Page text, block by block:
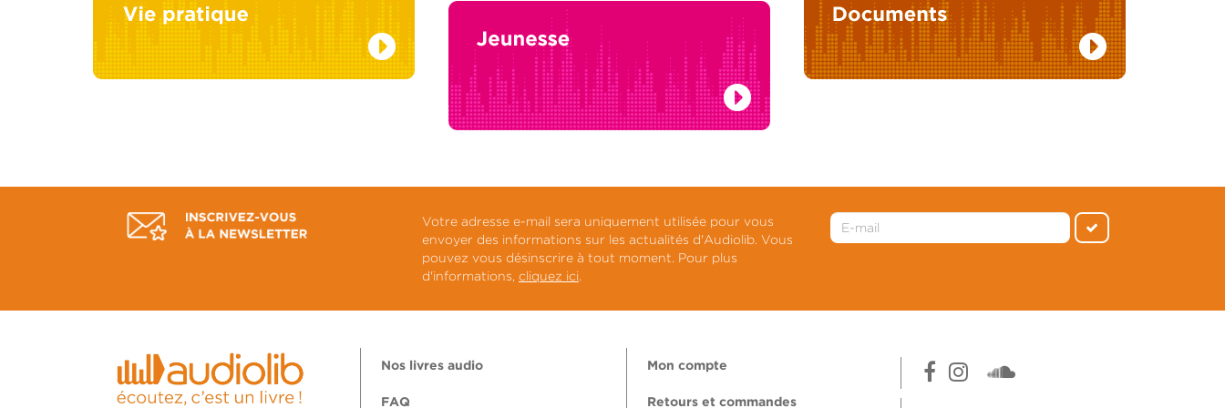
Votre adresse e-mail sera uniquement utilisée pour vous
envoyer des informations sur les actualités d'Audiolib. Vous
pouvez vous désinscrire à tout moment. Pour plus
d'informations, cliquez ici.
Nos livres audio
FAQ
Mon compte
Retours et commandes